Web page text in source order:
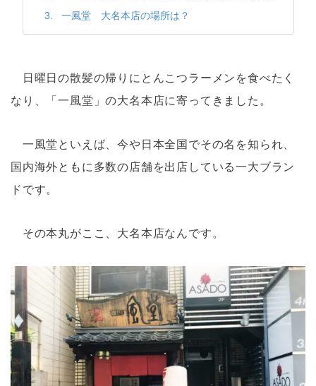
一風堂 大名本店の場所は？
日曜日の散髪の帰りにとんこつラーメンを食べたく
なり、「一風堂」の大名本店に寄ってきました。
一風堂といえば、今や日本全国でその名を知られ、
国内海外ともに多数の店舗を出店している一大ブラン
ドです。
その本丸がここ、大名本店なんです。